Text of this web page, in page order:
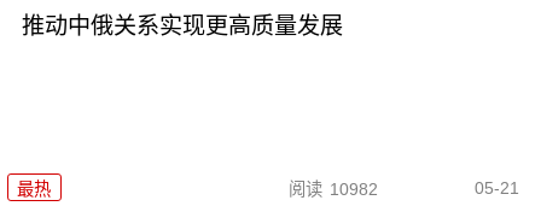
推动中俄关系实现更高质量发展
最热 阅读 10982 05-21